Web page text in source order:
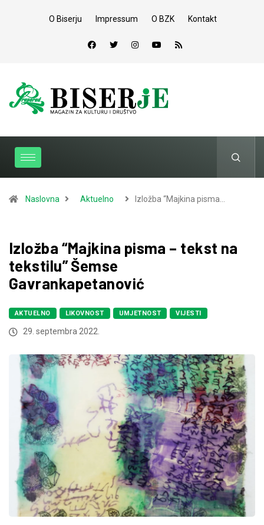
O Biserju Impressum O BZK Kontakt
Naslovna Aktuelno Izložba “Majkina pisma…
Izložba “Majkina pisma – tekst na
tekstilu” Šemse
Gavrankapetanović
AKTUELNO LIKOVNOST UMJETNOST VIJESTI
29. septembra 2022.